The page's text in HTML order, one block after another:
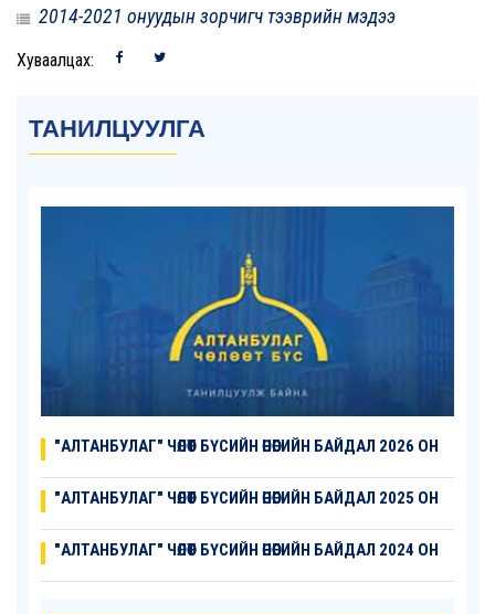
ТАНИЛЦУУЛГА
"АЛТАНБУЛАГ" ЧӨЛӨӨТ БҮСИЙН ӨНӨӨГИЙН БАЙДАЛ 2026 ОН
"АЛТАНБУЛАГ" ЧӨЛӨӨТ БҮСИЙН ӨНӨӨГИЙН БАЙДАЛ 2025 ОН
"АЛТАНБУЛАГ" ЧӨЛӨӨТ БҮСИЙН ӨНӨӨГИЙН БАЙДАЛ 2024 ОН
2014-2021 онуудын зорчигч тээврийн мэдээ
Хуваалцах: